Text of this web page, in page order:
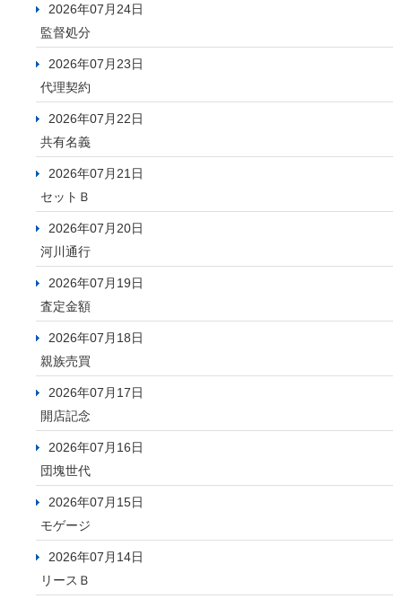
2026年07月24日
監督処分
2026年07月23日
代理契約
2026年07月22日
共有名義
2026年07月21日
セットＢ
2026年07月20日
河川通行
2026年07月19日
査定金額
2026年07月18日
親族売買
2026年07月17日
開店記念
2026年07月16日
団塊世代
2026年07月15日
モゲージ
2026年07月14日
リースＢ